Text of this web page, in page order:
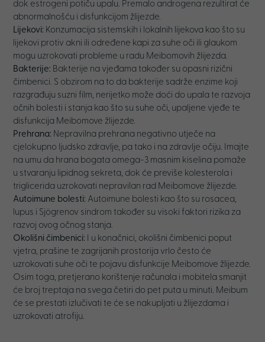
dok estrogeni potiču upalu. Premalo androgena rezultirat će
abnormalnošću i disfunkcijom žlijezde.
Lijekovi: Konzumacija sistemskih i lokalnih lijekova kao što su
lijekovi protiv akni ili određene kapi za suhe oči ili glaukom
mogu uzrokovati probleme u radu Meibomovih žlijezda.
Bakterije: Bakterije na vjeđama također su opasni rizični
čimbenici. S obzirom na to da bakterije sadrže enzime koji
razgrađuju suzni film, nerijetko može doći do upala te razvoja
očnih bolesti i stanja kao što su suhe oči, upaljene vjeđe te
disfunkcija Meibomove žlijezde.
Prehrana: Nepravilna prehrana negativno utječe na
cjelokupno ljudsko zdravlje, pa tako i na zdravlje očiju. Imajte
na umu da hrana bogata omega-3 masnim kiselina pomaže
u stvaranju lipidnog sekreta, dok će previše kolesterola i
triglicerida uzrokovati nepravilan rad Meibomove žlijezde.
Autoimune bolesti: Autoimune bolesti kao što su rosacea,
lupus i Sjögrenov sindrom također su visoki faktori rizika za
razvoj ovog očnog stanja.
Okolišni čimbenici: I u konačnici, okolišni čimbenici poput
vjetra, prašine te zagrijanih prostorija vrlo često će
uzrokovati suhe oči te pojavu disfunkcije Meibomove žlijezde.
Osim toga, pretjerano korištenje računala i mobitela smanjit
će broj treptaja na svega četiri do pet puta u minuti. Meibum
će se prestati izlučivati te će se nakupljati u žlijezdama i
uzrokovati atrofiju.